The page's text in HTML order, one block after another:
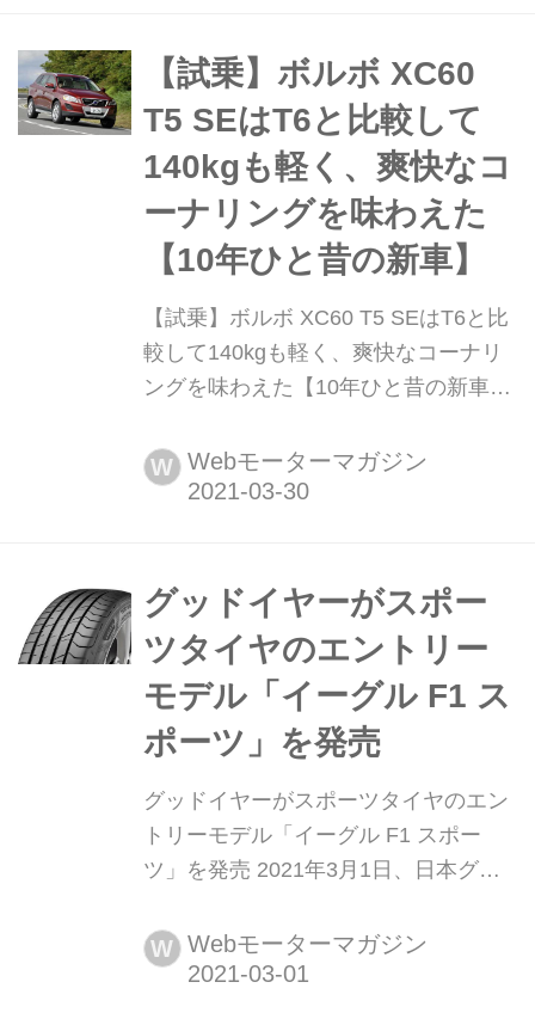
体でサスティナブルなパフォーマンス
を高める改良が施されている。
【試乗】ボルボ XC60
T5 SEはT6と比較して
140kgも軽く、爽快なコ
ーナリングを味わえた
【10年ひと昔の新車】
【試乗】ボルボ XC60 T5 SEはT6と比
較して140kgも軽く、爽快なコーナリ
ングを味わえた【10年ひと昔の新車】
そ10年前のクルマは環境や安全を重視
する傾向が強まっていた。そんな時代
ボ XC60だ。
W Webモーターマガジン
グッドイヤーがスポー
ツタイヤのエントリー
モデル「イーグル F1 ス
ポーツ」を発売
グッドイヤーがスポーツタイヤのエン
トリーモデル「イーグル F1 スポー
ツ」を発売 2021年3月1日、日本グッ
ーモデル「EAGLE F1 SPORT(イーグ
ル エフワン スポーツ)」を4月5日より
W Webモーターマガジン